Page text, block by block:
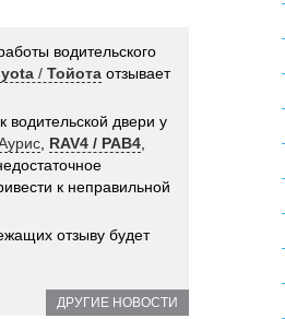
водительского
/ Тойота отзывает
водительской двери у
RAV4 / РАВ4
к неправильной
отзыву будет
ДРУГИЕ НОВОСТИ